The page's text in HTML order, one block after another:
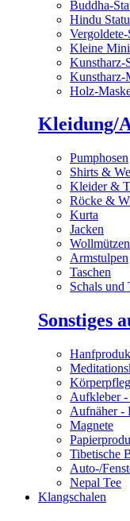
Buddha-
Hindu
Vergoldete-
Kleine Mini
Kunstharz-
Kunstharz-
Holz-
Kleidung/
Pumphosen
Shirts &
Kleider &
Röcke &
Kurta
Jacken
Wollmützen
Armstulpen
Taschen
Schals und
Sonstiges
Aufkleber -
Aufnäher -
Magnete
Tibetische
Auto-/
Nepal Tee
Klangschalen